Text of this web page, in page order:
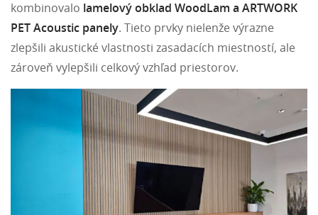
kombinovalo lamelový obklad WoodLam a ARTWORK
PET Acoustic panely. Tieto prvky nielenže výrazne
zlepšili akustické vlastnosti zasadacích miestností, ale
zároveň vylepšili celkový vzhľad priestorov.